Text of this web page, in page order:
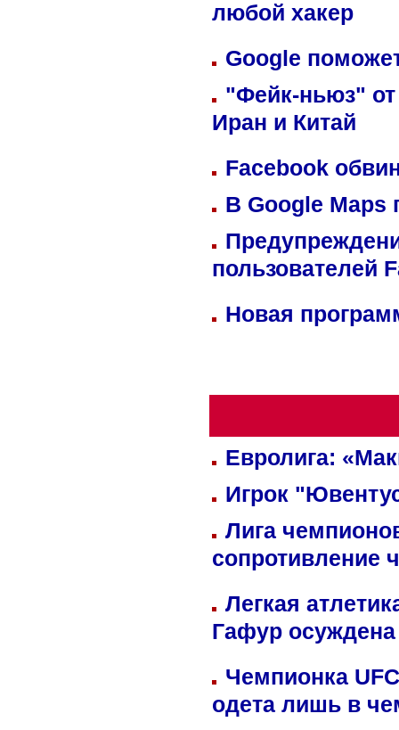
любой хакер
Google
"Фейк-ньюз" от
Иран и Китай
Facebook
В Google Maps
пользователей
Новая
Евролига:
Игрок
Лига
сопротивление
Легкая
Гафур осуждена
Чемпионка
одета лишь в